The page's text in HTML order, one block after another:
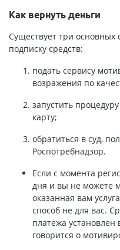
Как вернуть деньги
Существует три основных
подписку средств:
подать сервису
возражения по
запустить
карту;
обратиться в суд,
Роспотребнадзор.
Если с момента
дня и вы не можете
оказанная вам
способ не для вас.
платежа
говорится о